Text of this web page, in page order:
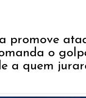
promove
o
a quem